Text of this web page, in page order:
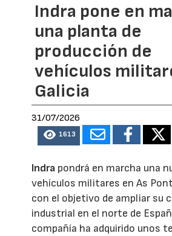
Indra pone en
una planta de
producción de
vehículos
Galicia
31/07/2026
1613
Indra pondrá en marcha una
vehículos militares en As
con el objetivo de ampliar su
industrial en el norte de
compañía ha adquirido unos